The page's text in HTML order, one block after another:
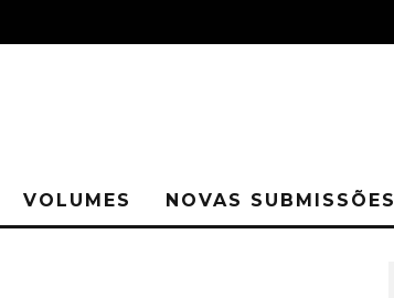
VOLUMES NOVAS SUBMISSÕES